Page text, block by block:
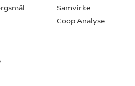
Samvirke
Coop Analyse